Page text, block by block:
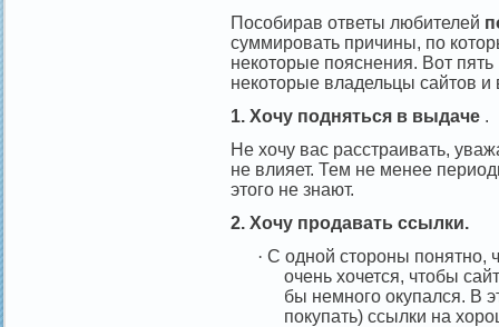
Пособирав ответы любителей
суммировать причины, по
некоторые пояснения. Вот
некоторые владельцы сайтов и
1. Хочу подняться в выдаче .
Не хочу вас расстраивать,
не влияет. Тем не менее
этого не знают.
2. Хочу продавать ссылки.
· С одной стороны понятно,
очень хочется, чтобы
бы немного окупался. В
покупать) ссылки на